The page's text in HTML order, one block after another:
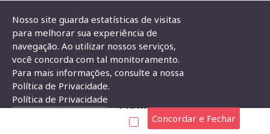
Conector Jack Smd PJ-321F 3,5mm 4T 3 Faixas Prata
CONECTOR JACK SMD PJ-321F 3,5MM 4T 3 FAIXAS
PRATA
Nosso site guarda estatísticas de visitas
para melhorar sua experiência de
navegação. Ao utilizar nossos serviços,
você concorda com tal monitoramento.
Para mais informações, consulte a nossa
Política de Privacidade.
Política de Privacidade
Concordar e Fechar